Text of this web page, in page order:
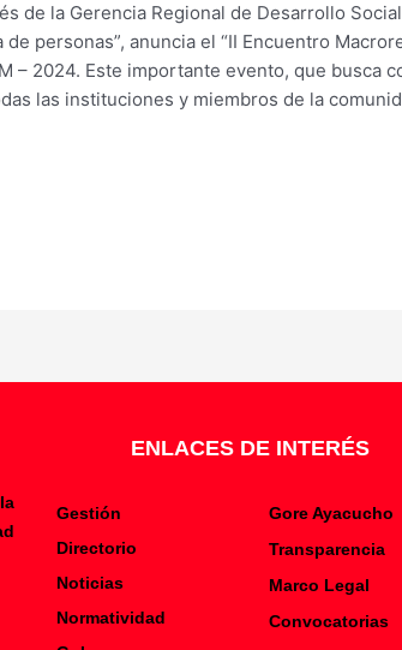
de la Gerencia Regional de Desarrollo
personas”, anuncia el “II Encuentro
– 2024. Este importante evento, que
las instituciones y miembros de la
ENLACES DE INTERÉS
Gestión
Directorio
Noticias
Normatividad
Gore Ayacucho
Transparencia
Marco Legal
Convocatorias